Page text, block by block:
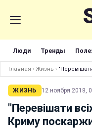
Люди Тренды
Главная › Жизнь ›
ЖИЗНЬ 12 ноября 2018,
"Перевішати
Криму